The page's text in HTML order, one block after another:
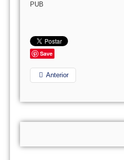
PUB
Save
Anterior